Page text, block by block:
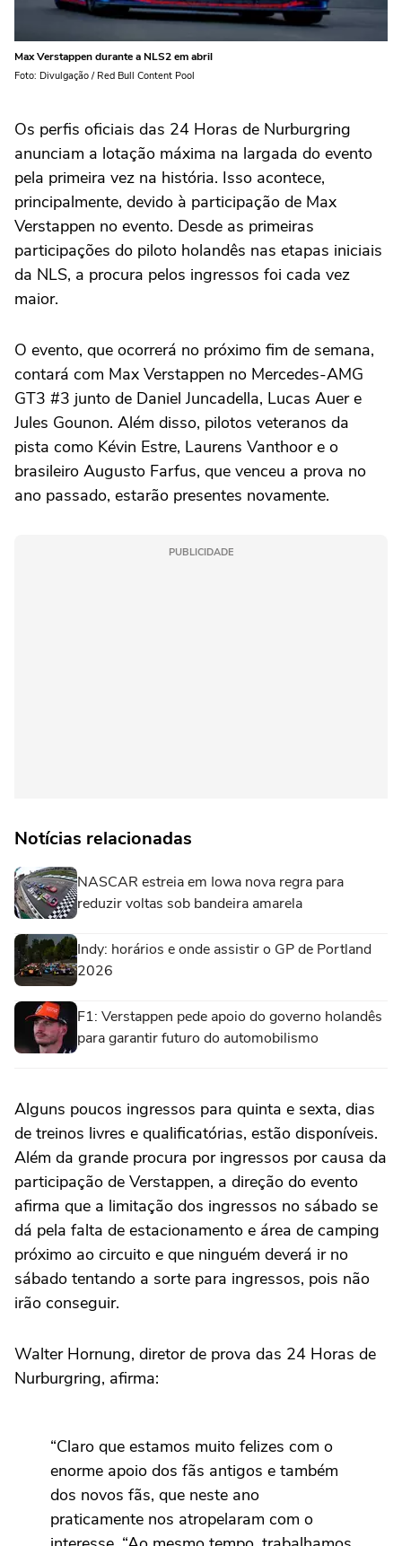
Max Verstappen durante a NLS2 em abril
Foto: Divulgação / Red Bull Content Pool
Os perfis oficiais das 24 Horas de Nurburgring
anunciam a lotação máxima na largada do evento
pela primeira vez na história. Isso acontece,
principalmente, devido à participação de Max
Verstappen no evento. Desde as primeiras
participações do piloto holandês nas etapas iniciais
da NLS, a procura pelos ingressos foi cada vez
maior.
O evento, que ocorrerá no próximo fim de semana,
contará com Max Verstappen no Mercedes-AMG
GT3 #3 junto de Daniel Juncadella, Lucas Auer e
Jules Gounon. Além disso, pilotos veteranos da
pista como Kévin Estre, Laurens Vanthoor e o
brasileiro Augusto Farfus, que venceu a prova no
ano passado, estarão presentes novamente.
PUBLICIDADE
Notícias relacionadas
NASCAR estreia em Iowa nova regra para
reduzir voltas sob bandeira amarela
Indy: horários e onde assistir o GP de Portland
2026
F1: Verstappen pede apoio do governo holandês
para garantir futuro do automobilismo
Alguns poucos ingressos para quinta e sexta, dias
de treinos livres e qualificatórias, estão disponíveis.
Além da grande procura por ingressos por causa da
participação de Verstappen, a direção do evento
afirma que a limitação dos ingressos no sábado se
dá pela falta de estacionamento e área de camping
próximo ao circuito e que ninguém deverá ir no
sábado tentando a sorte para ingressos, pois não
irão conseguir.
Walter Hornung, diretor de prova das 24 Horas de
Nurburgring, afirma:
“Claro que estamos muito felizes com o
enorme apoio dos fãs antigos e também
dos novos fãs, que neste ano
praticamente nos atropelaram com o